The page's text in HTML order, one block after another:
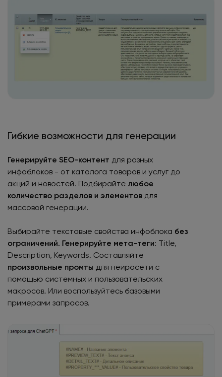
Гибкие возможности для генерации
Генерируйте SEO-контент для разных
инфоблоков - от каталога товаров и услуг до
акций и новостей. Подбирайте любое
количество разделов и элементов для
массовой генерации.
Выбирайте текстовые свойства инфоблока без
ограничений. Генерируйте мета-теги: Title,
Description, Keywords. Составляйте
произвольные промты для нейросети с
помощью системных и пользовательских
макросов. Или воспользуйтесь базовыми
примерами запросов.